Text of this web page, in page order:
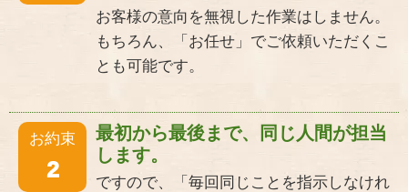
お客様の意向を無視した作業はしません。
もちろん、「お任せ」でご依頼いただくこ
とも可能です。
お約束
2
最初から最後まで、同じ人間が担当
します。
ですので、「毎回同じことを指示しなけれ